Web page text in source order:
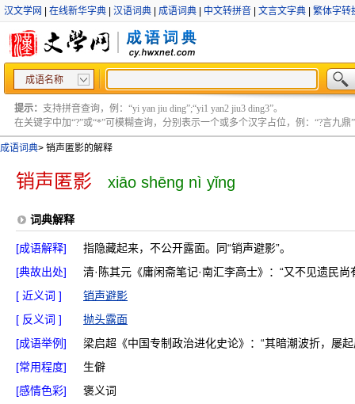
汉文学网 在线新华字典 汉语词典 成语词典 中文转拼音 文言文字典 繁体字转
成语名称
提示： 支持拼音查询，例：“yi yan jiu ding”;“yi1 yan2 jiu3 ding3”。
在关键字中加“?”或“*”可模糊查询，分别表示一个或多个汉字占位，例：“?言九鼎”
成语词典> 销声匿影的解释
销声匿影 xiāo shēng nì yǐng
词典解释
[成语解释]
指隐藏起来，不公开露面。同“销声避影”。
[典故出处]
清·陈其元《庸闲斋笔记·南汇李高士》：“又不见遗民
[ 近义词 ]
销声避影
[ 反义词 ]
抛头露面
[成语举例]
梁启超《中国专制政治进化史论》：“其暗潮波折，屡
[常用程度]
生僻
[感情色彩]
褒义词